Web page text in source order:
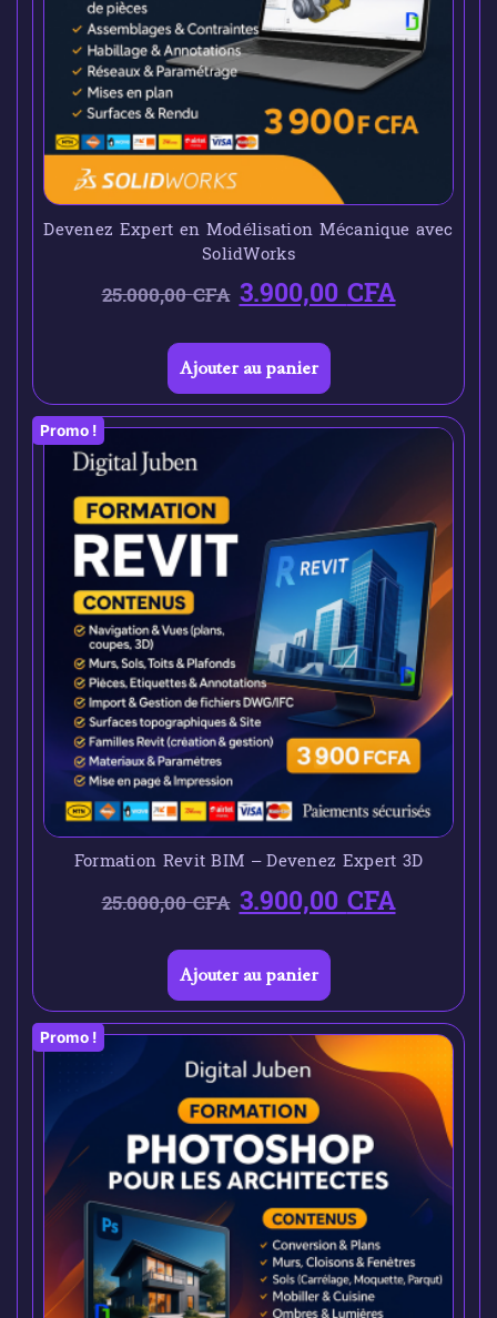
Devenez Expert en Modélisation Mécanique avec
SolidWorks
25.000,00CFA 3.900,00CFA
Ajouter au panier
Promo !
Formation Revit BIM – Devenez Expert 3D
25.000,00CFA 3.900,00CFA
Ajouter au panier
Promo !